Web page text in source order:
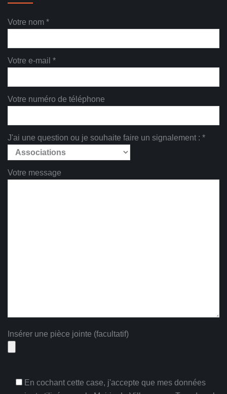
Votre nom *
Votre e-mail *
Votre numéro de téléphone
J'ai une question ou je souhaite faire un signalement : *
Votre message
Insérer une pièce jointe (facultatif)
En cochant cette case, j'accepte que mes données